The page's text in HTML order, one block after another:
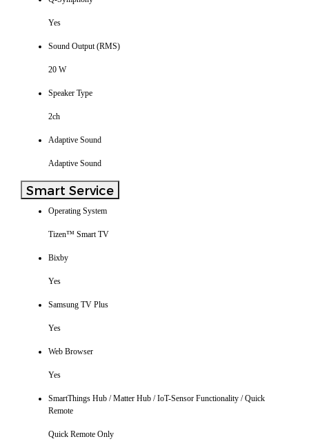
Yes
Sound Output (RMS)
20 W
Speaker Type
2ch
Adaptive Sound
Adaptive Sound
Smart Service
Operating System
Tizen™ Smart TV
Bixby
Yes
Samsung TV Plus
Yes
Web Browser
Yes
SmartThings Hub / Matter Hub / IoT-Sensor Functionality / Quick
Remote
Quick Remote Only